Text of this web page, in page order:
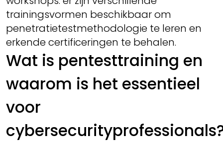
trainingsvormen beschikbaar om
penetratietestmethodologie te leren en
erkende certificeringen te behalen.
Wat is pentesttraining en
waarom is het essentieel
voor